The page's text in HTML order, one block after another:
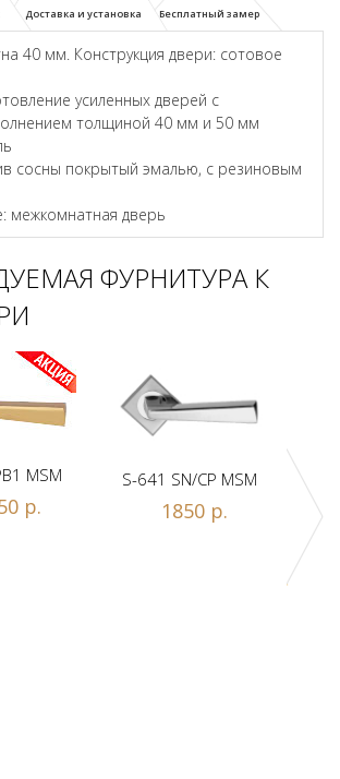
Доставка и установка Бесплатный замер
40 мм. Конструкция двери: сотовое
усиленных дверей с
толщиной 40 мм и 50 мм
сосны покрытый эмалью, с резиновым
межкомнатная дверь
ФУРНИТУРА К
MSM
р.
S-641 SN/CP MSM
1850 р.